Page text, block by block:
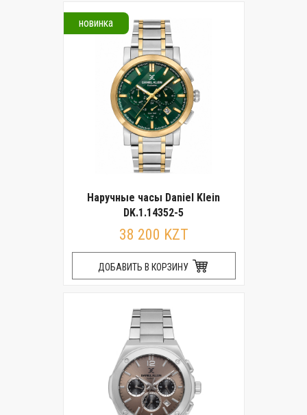
новинка
Наручные часы Daniel Klein
DK.1.14352-5
38 200 KZT
ДОБАВИТЬ В КОРЗИНУ